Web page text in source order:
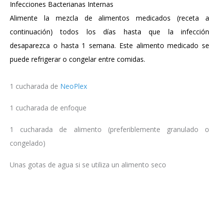
Infecciones Bacterianas Internas
Alimente la mezcla de alimentos medicados (receta a
continuación) todos los días hasta que la infección
desaparezca o hasta 1 semana. Este alimento medicado se
puede refrigerar o congelar entre comidas.
1 cucharada de NeoPlex
1 cucharada de enfoque
1 cucharada de alimento (preferiblemente granulado o
congelado)
Unas gotas de agua si se utiliza un alimento seco